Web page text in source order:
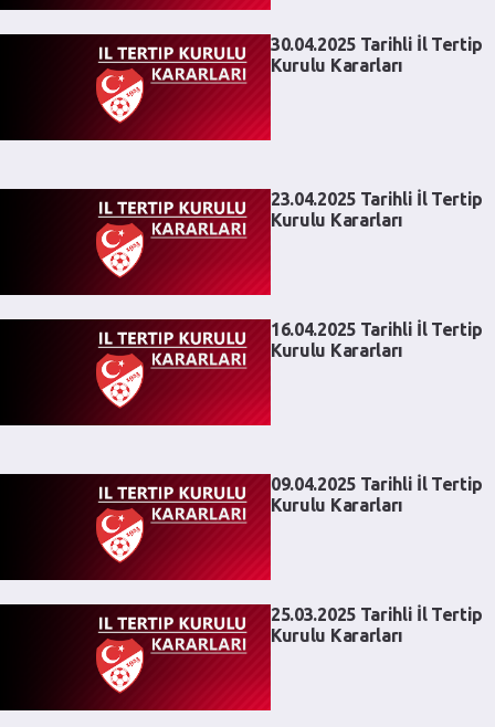
30.04.2025 Tarihli İl Tertip
Kurulu Kararları
23.04.2025 Tarihli İl Tertip
Kurulu Kararları
16.04.2025 Tarihli İl Tertip
Kurulu Kararları
09.04.2025 Tarihli İl Tertip
Kurulu Kararları
25.03.2025 Tarihli İl Tertip
Kurulu Kararları